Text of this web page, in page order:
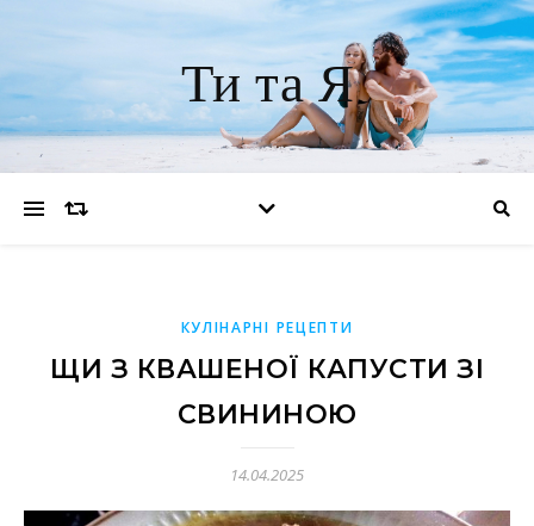
Ти та Я
КУЛІНАРНІ РЕЦЕПТИ
ЩИ З КВАШЕНОЇ КАПУСТИ ЗІ
СВИНИНОЮ
14.04.2025